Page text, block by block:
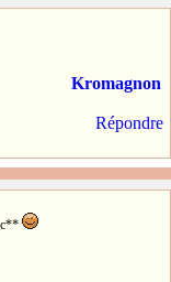
Kromagnon
Répondre
c**